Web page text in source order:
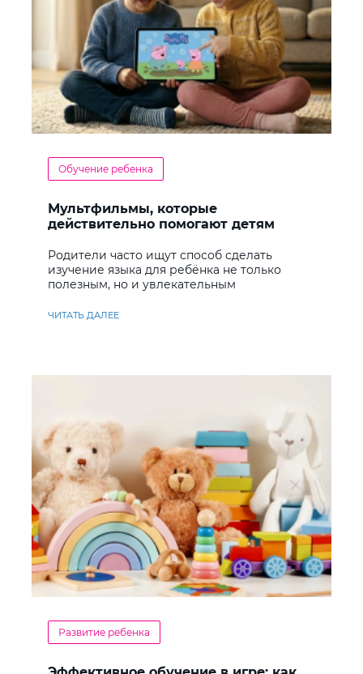
Обучение ребенка
Мультфильмы, которые
действительно помогают детям
Родители часто ищут способ сделать
изучение языка для ребёнка не только
полезным, но и увлекательным
ЧИТАТЬ ДАЛЕЕ
Развитие ребенка